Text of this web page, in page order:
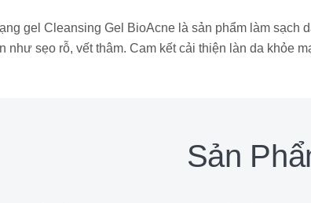
gel Cleansing Gel BioAcne là sản phẩm làm sạch
như sẹo rỗ, vết thâm. Cam kết cải thiện làn da khỏe
Sản